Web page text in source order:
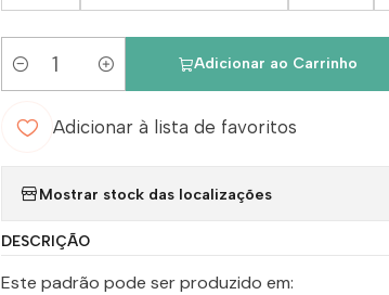
Quantidade
Adicionar ao Carrinho
Adicionar à lista de favoritos
Mostrar stock das localizações
DESCRIÇÃO
Este padrão pode ser produzido em: